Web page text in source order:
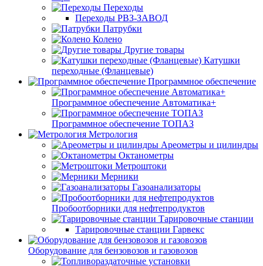
Переходы
Переходы РВЗ-ЗАВОД
Патрубки
Колено
Другие товары
Катушки
переходные (Фланцевые)
Программное обеспечение
Программное обеспечение Автоматика+
Программное обеспечение ТОПАЗ
Метрология
Ареометры и цилиндры
Октанометры
Метроштоки
Мерники
Газоанализаторы
Пробоотборники для нефтепродуктов
Тарировочные станции
Тарировочные станции Гарвекс
Оборудование для бензовозов и газовозов